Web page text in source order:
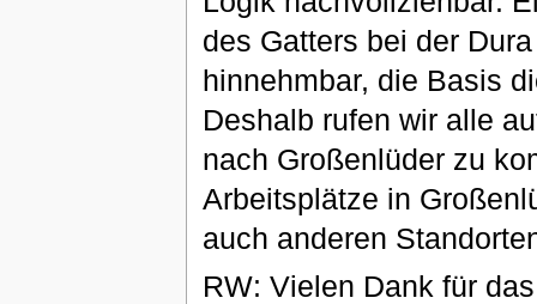
des Gatters bei der
hinnehmbar, die Basis
Deshalb rufen wir alle
nach Großenlüder zu
Arbeitsplätze in
auch anderen
RW: Vielen Dank für